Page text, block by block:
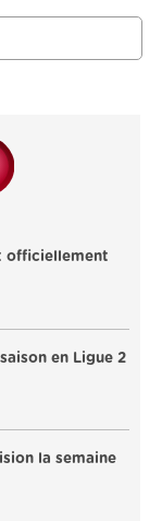
officiellement
en Ligue 2
la semaine